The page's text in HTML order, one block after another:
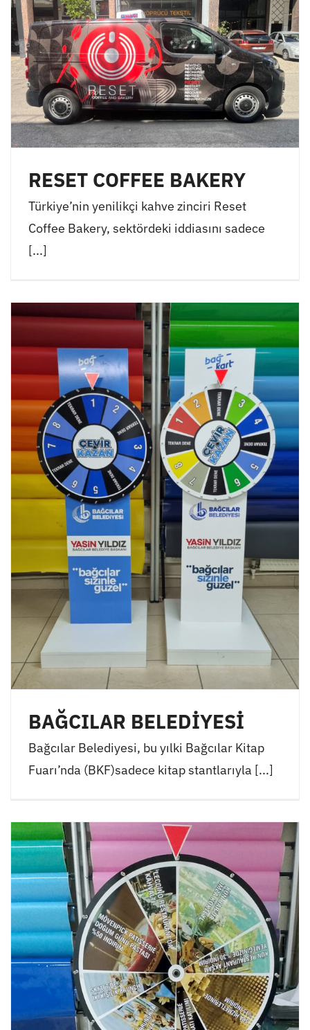
RESET COFFEE BAKERY
Türkiye’nin yenilikçi kahve zinciri Reset
Coffee Bakery, sektördeki iddiasını sadece
[...]
BAĞCILAR BELEDİYESİ
Bağcılar Belediyesi, bu yılki Bağcılar Kitap
Fuarı’nda (BKF)sadece kitap stantlarıyla [...]